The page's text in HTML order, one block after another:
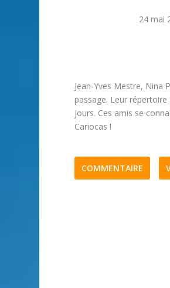
24 mai
Jean-Yves Mestre, Nina
passage. Leur
jours. Ces amis se
Cariocas !
COMMENTAIRE